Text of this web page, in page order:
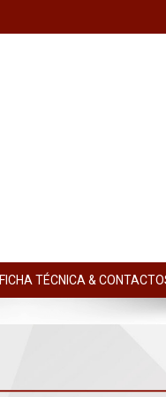
FICHA TÉCNICA &